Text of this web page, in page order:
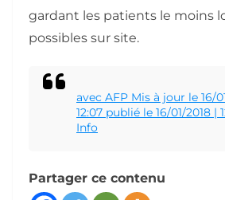
gardant les patients le moins
possibles sur site.
avec AFP Mis à jour le 16/
12:07 publié le 16/01/2018 |
Info
Partager ce contenu